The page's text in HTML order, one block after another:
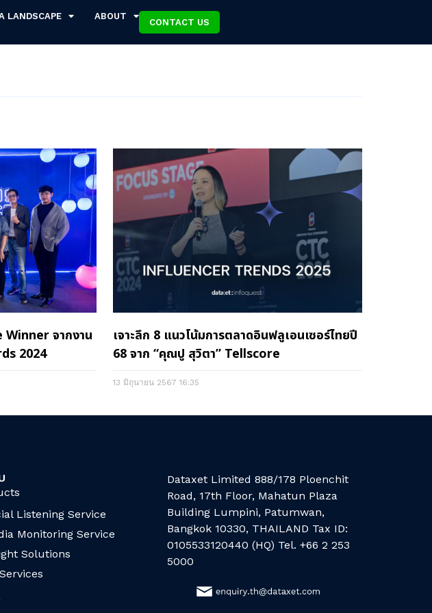
LANDSCAPE ABOUT
CONTACT US
Winner จากงาน
2024
เจาะลึก 8 แนวโน้มการตลาดอินฟลูเอนเซอร์ไทยปี
68 จาก “คุณปู สุวิตา” Tellscore
13 มิถุนายน 2567 16:35
Listening Service
Monitoring Service
Solutions
Dataxet Limited 888/178 Ploenchit
Road, 17th Floor, Mahatun Plaza
Building Lumpini, Patumwan,
Bangkok 10330, THAILAND Tax ID:
0105533120440 (HQ) Tel. +66 2 253
5000